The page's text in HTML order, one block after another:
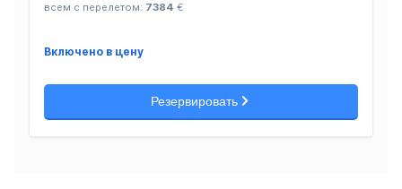
всем с перелетом: 7384 €
Включено в цену
Резервировать